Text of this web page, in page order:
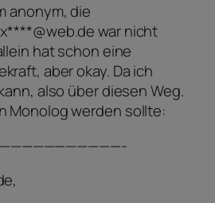
anonym, die
war nicht
hat schon eine
aber okay. Da ich
also über diesen Weg.
Monolog werden sollte: